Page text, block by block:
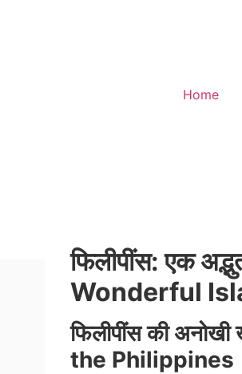
Home
फिलीपींस: एक
Wonderful
फिलीपींस की
the Philippines